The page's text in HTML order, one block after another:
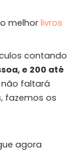
melhor livros
contando
e 200 até
não faltará
fazemos os
agora